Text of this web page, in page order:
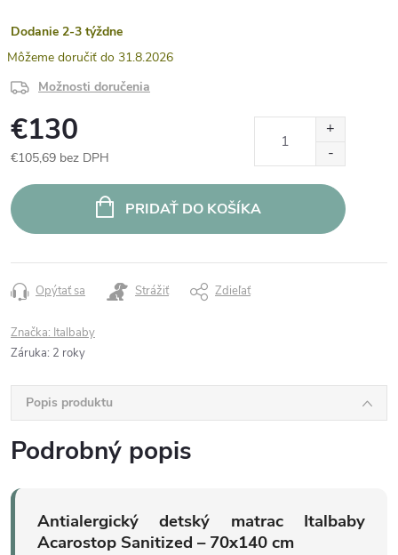
Dodanie 2-3 týždne
31.8.2026
Možnosti doručenia
€130
€105,69 bez DPH
cena:
PRIDAŤ DO KOŠÍKA
Opýtať sa Strážiť Zdieľať
Značka: Italbaby
Záruka: 2 roky
Popis produktu
Podrobný popis
Antialergický detský matrac Italbaby
Acarostop Sanitized – 70x140 cm